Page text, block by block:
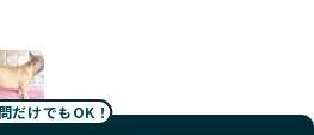
だけでもOK！